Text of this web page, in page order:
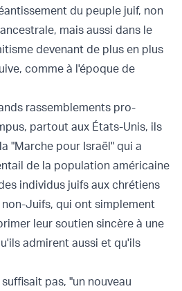
du peuple juif, non
mais aussi dans le
devenant de plus en plus
comme à l'époque de
rassemblements pro-
partout aux États-Unis, ils
"Marche pour Israël" qui a
de la population américaine
individus juifs aux chrétiens
Juifs, qui ont simplement
leur soutien sincère à une
admirent aussi et qu'ils
pas, "un nouveau